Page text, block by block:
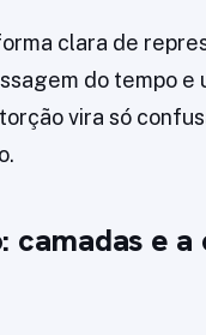
clara de
do tempo e
vira só
camadas e a